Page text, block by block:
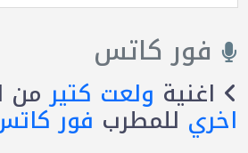
فور كاتس
اغنية ولعت كتيرمن
اخري للمطرب فور